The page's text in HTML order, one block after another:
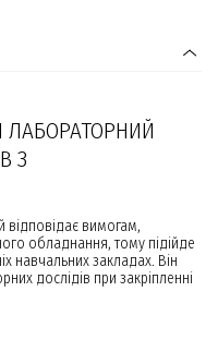
З
вимогам,
обладнання, тому підійде
навчальних закладах. Він
дослідів при закріпленні